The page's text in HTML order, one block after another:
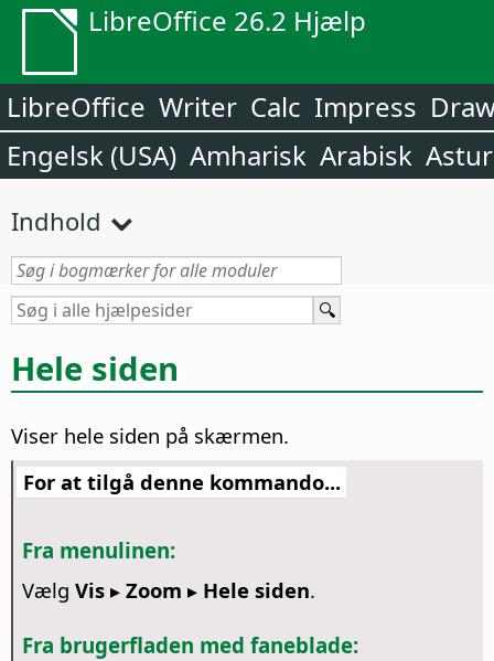
LibreOffice 26.2 Hjælp
LibreOffice Writer Calc Impress
Engelsk (USA) Amharisk Arabisk
Indhold
Hele siden
Viser hele siden på skærmen.
For at tilgå denne kommando...
Fra menulinen:
Vælg Vis ▸ Zoom ▸ Hele siden.
Fra brugerfladen med faneblade: